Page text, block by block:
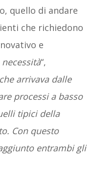
quello di andare
che richiedono
e
“,
arrivava dalle
processi a basso
tipici della
Con questo
entrambi gli